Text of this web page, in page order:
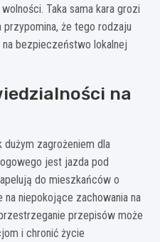
Taka sama kara grozi
przypomina, że tego rodzaju
bezpieczeństwo lokalnej
na
zagrożeniem dla
jest jazda pod
do mieszkańców o
niepokojące zachowania na
przepisów może
i chronić życie